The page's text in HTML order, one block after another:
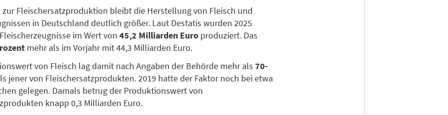
zur Fleischersatzproduktion bleibt die Herstellung von Fleisch und
in Deutschland deutlich größer. Laut Destatis wurden 2025
im Wert von 45,2 Milliarden Euro produziert. Das
mehr als im Vorjahr mit 44,3 Milliarden Euro.
von Fleisch lag damit nach Angaben der Behörde mehr als 70-
jener von Fleischersatzprodukten. 2019 hatte der Faktor noch bei etwa
gelegen. Damals betrug der Produktionswert von
knapp 0,3 Milliarden Euro.